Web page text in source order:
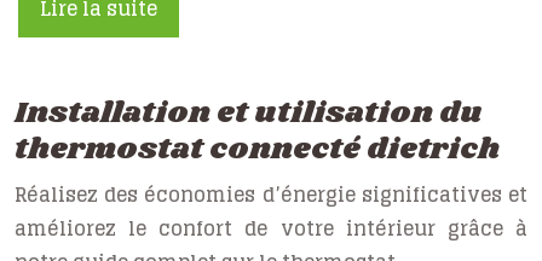
Lire la suite
Installation et utilisation du
thermostat connecté dietrich
Réalisez des économies d’énergie significatives et
améliorez le confort de votre intérieur grâce à